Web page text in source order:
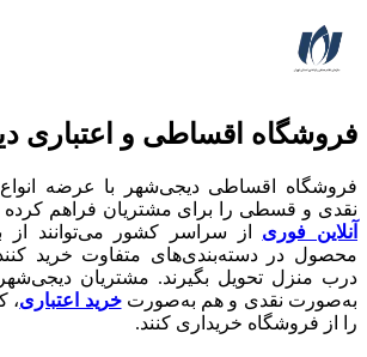
فروشگاه اقساطی و اعتباری
فروشگاه اقساطی دیجی‌شهر با عرضه انواع
نقدی و قسطی را برای مشتریان فراهم
آنلاین فوری
محصول در دسته‌بندی‌های متفاوت خرید
درب منزل تحویل بگیرند. مشتریان دیجی‌شهر
به‌صورت نقدی و هم به‌صورت خرید اعتباری،
را از فروشگاه خریداری کنند.